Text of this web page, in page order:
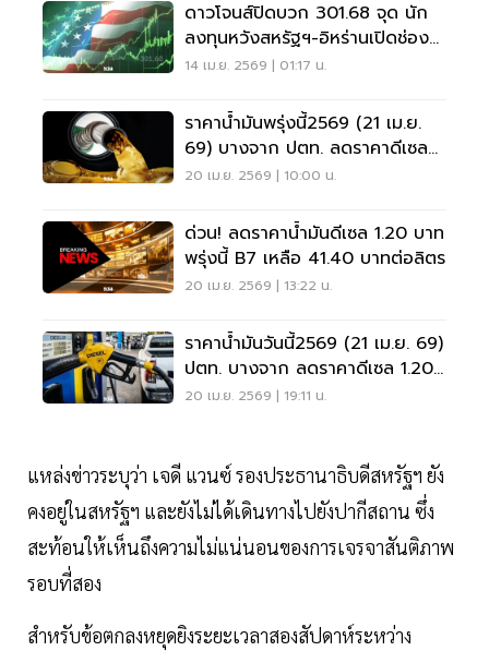
ดาวโจนส์ปิดบวก 301.68 จุด นัก
ลงทุนหวังสหรัฐฯ-อิหร่านเปิดช่อง
ยุติสงคราม
14 เม.ย. 2569 | 01:17 น.
ราคาน้ำมันพรุ่งนี้2569 (21 เม.ย.
69) บางจาก ปตท. ลดราคาดีเซล
1.20 บาท
20 เม.ย. 2569 | 10:00 น.
ด่วน! ลดราคาน้ำมันดีเซล 1.20 บาท
พรุ่งนี้ B7 เหลือ 41.40 บาทต่อลิตร
20 เม.ย. 2569 | 13:22 น.
ราคาน้ำมันวันนี้2569 (21 เม.ย. 69)
ปตท. บางจาก ลดราคาดีเซล 1.20
บาท
20 เม.ย. 2569 | 19:11 น.
แหล่งข่าวระบุว่า เจดี แวนซ์ รองประธานาธิบดีสหรัฐฯ ยัง
คงอยู่ในสหรัฐฯ และยังไม่ได้เดินทางไปยังปากีสถาน ซึ่ง
สะท้อนให้เห็นถึงความไม่แน่นอนของการเจรจาสันติภาพ
รอบที่สอง
สำหรับข้อตกลงหยุดยิงระยะเวลาสองสัปดาห์ระหว่าง